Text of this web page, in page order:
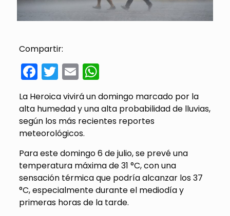
Compartir:
Facebook
Twitter
EmailWhatsApp
La Heroica vivirá un domingo marcado por la
alta humedad y una alta probabilidad de lluvias,
según los más recientes reportes
meteorológicos.
Para este domingo 6 de julio, se prevé una
temperatura máxima de 31 °C, con una
sensación térmica que podría alcanzar los 37
°C, especialmente durante el mediodía y
primeras horas de la tarde.